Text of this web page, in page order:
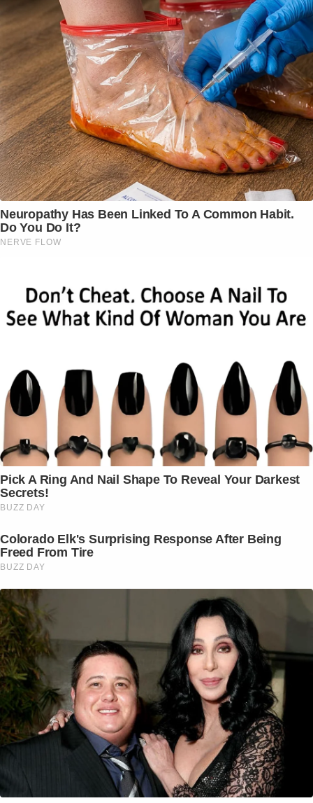
Neuropathy Has Been Linked To A Common Habit.
Do You Do It?
NERVE FLOW
Pick A Ring And Nail Shape To Reveal Your Darkest
Secrets!
BUZZ DAY
Colorado Elk's Surprising Response After Being
Freed From Tire
BUZZ DAY